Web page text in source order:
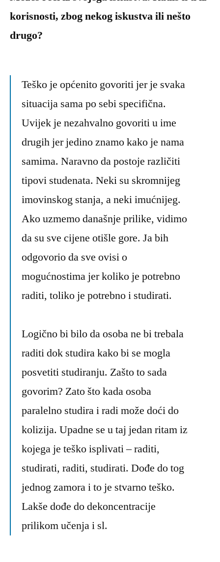
korisnosti, zbog nekog iskustva ili nešto
drugo?
Teško je općenito govoriti jer je svaka
situacija sama po sebi specifična.
Uvijek je nezahvalno govoriti u ime
drugih jer jedino znamo kako je nama
samima. Naravno da postoje različiti
tipovi studenata. Neki su skromnijeg
imovinskog stanja, a neki imućnijeg.
Ako uzmemo današnje prilike, vidimo
da su sve cijene otišle gore. Ja bih
odgovorio da sve ovisi o
mogućnostima jer koliko je potrebno
raditi, toliko je potrebno i studirati.
Logično bi bilo da osoba ne bi trebala
raditi dok studira kako bi se mogla
posvetiti studiranju. Zašto to sada
govorim? Zato što kada osoba
paralelno studira i radi može doći do
kolizija. Upadne se u taj jedan ritam iz
kojega je teško isplivati – raditi,
studirati, raditi, studirati. Dođe do tog
jednog zamora i to je stvarno teško.
Lakše dođe do dekoncentracije
prilikom učenja i sl.